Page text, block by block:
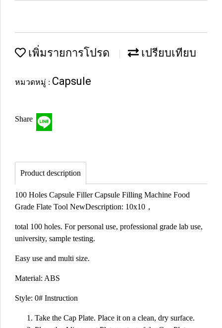
เพิ่มรายการโปรด เปรียบเทียบ
หมวดหมู่ : Capsule
Share
Product description
100 Holes Capsule Filler Capsule Filling Machine Food
Grade Flate Tool NewDescription: 10x10，
total 100 holes. For personal use, professional grade lab use,
university, sample testing.
Easy use and multi size.
Material: ABS
Style: 0# Instruction
Take the Cap Plate. Place it on a clean, dry surface.